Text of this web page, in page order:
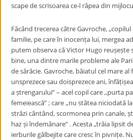
scape de scrisoarea ce-l răpea din
Făcând trecerea către Gavroche,
familie, pe care în inocența lui, mergea
putem observa că Victor Hugo reușește
bine, una dintre marile probleme ale
de sărăcie. Gavroche, băiatul cel mare
unsprezece sau doisprezece ani,
a ștrengarului” – acel copil care ,,purta
femeiească” ; care ,,nu stătea niciodată
străzi cântând, scormonea prin canale,
haz și îndemânare” . Acesta „trăia lipsit
ierburile gălbejite care cresc în pivnițe.